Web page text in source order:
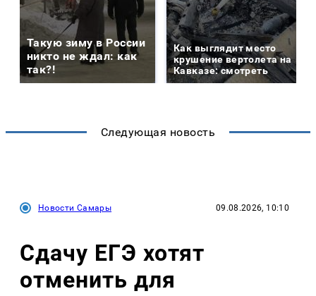
Такую зиму в России
никто не ждал: как
так?!
Как выглядит место
крушение вертолета на
Кавказе: смотреть
Следующая новость
Новости Самары 09.08.2026, 10:10
Сдачу ЕГЭ хотят
отменить для